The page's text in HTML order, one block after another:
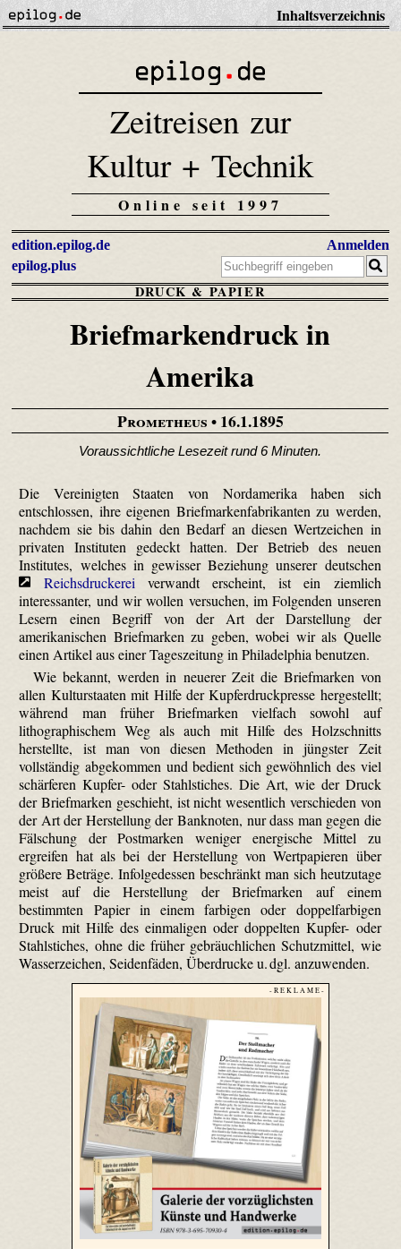
Inhaltsverzeichnis
Zeitreisen zur
Kultur + Technik
Online seit 1997
edition.epilog.de
epilog.plus
Anmelden
DRUCK & PAPIER
Briefmarkendruck in
Amerika
Prometheus• 16.1.1895
Voraussichtliche Lesezeit rund 6 Minuten.
Die Vereinigten Staaten von Nordamerika haben sich
entschlossen, ihre eigenen Briefmarkenfabrikanten zu werden,
nachdem sie bis dahin den Bedarf an diesen Wertzeichen in
privaten Instituten gedeckt hatten. Der Betrieb des neuen
Institutes, welches in gewisser Beziehung unserer deutschen
Reichsdruckerei verwandt erscheint, ist ein ziemlich
interessanter, und wir wollen versuchen, im Folgenden unseren
Lesern einen Begriff von der Art der Darstellung der
amerikanischen Briefmarken zu geben, wobei wir als Quelle
einen Artikel aus einer Tageszeitung in Philadelphia benutzen.
Wie bekannt, werden in neuerer Zeit die Briefmarken von
allen Kulturstaaten mit Hilfe der Kupferdruckpresse hergestellt;
während man früher Briefmarken vielfach sowohl auf
lithographischem Weg als auch mit Hilfe des Holzschnitts
herstellte, ist man von diesen Methoden in jüngster Zeit
vollständig abgekommen und bedient sich gewöhnlich des viel
schärferen Kupfer- oder Stahlstiches. Die Art, wie der Druck
der Briefmarken geschieht, ist nicht wesentlich verschieden von
der Art der Herstellung der Banknoten, nur dass man gegen die
Fälschung der Postmarken weniger energische Mittel zu
ergreifen hat als bei der Herstellung von Wertpapieren über
größere Beträge. Infolgedessen beschränkt man sich heutzutage
meist auf die Herstellung der Briefmarken auf einem
bestimmten Papier in einem farbigen oder doppel­farbigen
Druck mit Hilfe des einmaligen oder doppelten Kupfer- oder
Stahlstiches, ohne die früher gebräuchlichen Schutzmittel, wie
Wasserzeichen, Seidenfäden, Überdrucke u. dgl. anzuwenden.
- R E K L A M E -